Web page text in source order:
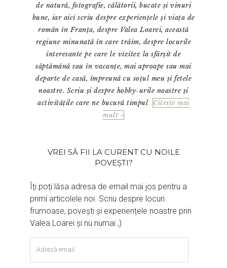
de natură, fotografie, călătorii, bucate și vinuri
bune, iar aici scriu despre experiențele și viața de
român în Franța, despre Valea Loarei, această
regiune minunată în care trăim, despre locurile
interesante pe care le vizitez la sfârșit de
săptămână sau în vacanțe, mai aproape sau mai
departe de casă, împreună cu soțul meu și fetele
noastre. Scriu și despre hobby-urile noastre și
activitățile care ne bucură timpul
Citeste mai
mult »
VREI SĂ FII LA CURENT CU NOILE
POVEȘTI?
Îți poți lăsa adresa de email mai jos pentru a
primi articolele noi. Scriu despre locuri
frumoase, povești și experiențele noastre prin
Valea Loarei și nu numai ;)
email